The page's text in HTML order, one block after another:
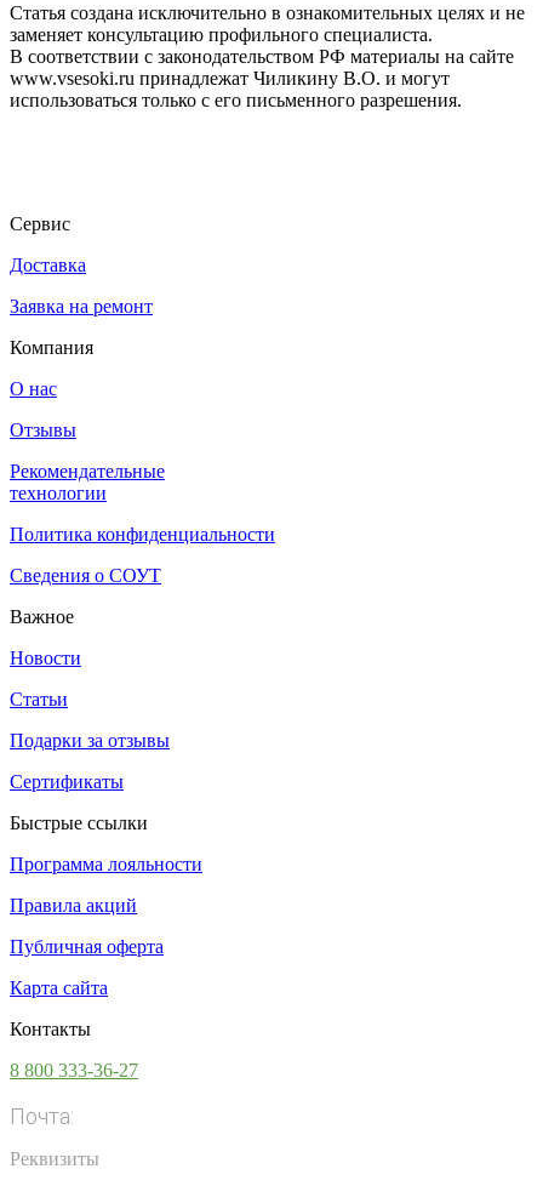
Статья создана исключительно в ознакомительных целях и не
заменяет консультацию профильного специалиста.
В соответствии с законодательством РФ материалы на сайте
www.vsesoki.ru принадлежат Чиликину В.О. и могут
использоваться только с его письменного разрешения.
Сервис
Доставка
Заявка на ремонт
Компания
О нас
Отзывы
Рекомендательные
технологии
Политика конфиденциальности
Сведения о СОУТ
Важное
Новости
Статьи
Подарки за отзывы
Сертификаты
Быстрые ссылки
Программа лояльности
Правила акций
Публичная оферта
Карта сайта
Контакты
8 800 333-36-27
Почта:
Реквизиты